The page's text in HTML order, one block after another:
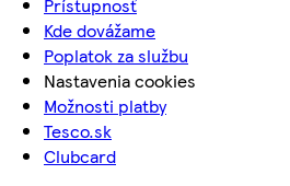
Kde dovážame
Poplatok za službu
Nastavenia cookies
Možnosti platby
Tesco.sk
Clubcard